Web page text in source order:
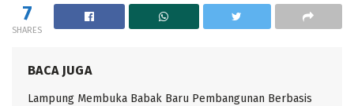
7
SHARES
BACA JUGA
Lampung Membuka Babak Baru Pembangunan Berbasis